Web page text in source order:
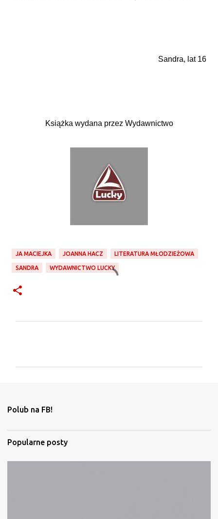
Sandra, lat 16
Książka wydana przez Wydawnictwo
JA MACIEJKA JOANNA HACZ LITERATURA MŁODZIEŻOWA
SANDRA WYDAWNICTWO LUCKY
t
r
z
e
Polub na FB!
Popularne posty